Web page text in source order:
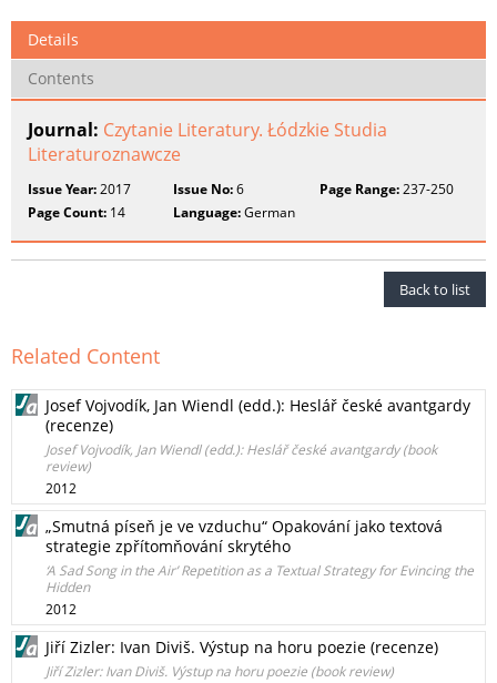
Details
Contents
Journal: Czytanie Literatury. Łódzkie Studia
Literaturoznawcze
Issue Year:2017 Issue No:6 Page Range:237-250
Page Count: 14 Language:German
Back to list
Related Content
Josef Vojvodík, Jan Wiendl (edd.): Heslář české avantgardy
(recenze)
Josef Vojvodík, Jan Wiendl (edd.): Heslář české avantgardy (book
review)
2012
„Smutná píseň je ve vzduchu“ Opakování jako textová
strategie zpřítomňování skrytého
‘A Sad Song in the Air’ Repetition as a Textual Strategy for Evincing the
Hidden
2012
Jiří Zizler: Ivan Diviš. Výstup na horu poezie (recenze)
Jiří Zizler: Ivan Diviš. Výstup na horu poezie (book review)